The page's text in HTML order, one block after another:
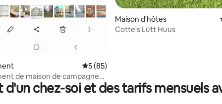
Évaluation moyenne sur la base de 85
5 (85)
de maison de campagne
Maison d'hôtes
Cotte's Lütt Huus
d'un chez-soi et des tarifs mensuels